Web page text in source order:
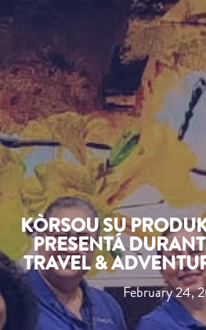
KÒRSOU SU
PRESENTÁ
TRAVEL &
February 24,